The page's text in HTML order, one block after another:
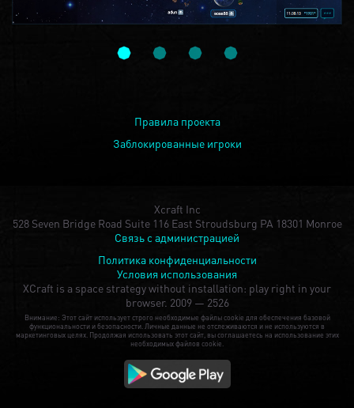
Правила проекта
Заблокированные игроки
Xcraft Inc
528 Seven Bridge Road Suite 116 East Stroudsburg PA 18301 Monroe
Связь с администрацией
Политика конфиденциальности
Условия использования
XCraft is a space strategy without installation: play right in your
browser. 2009 — 2526
Внимание: Этот сайт использует строго необходимые файлы cookie для обеспечения базовой
функциональности и безопасности. Личные данные не отслеживаются и не используются в
маркетинговых целях. Продолжая использовать этот сайт, вы соглашаетесь на использование этих
необходимых файлов cookie.